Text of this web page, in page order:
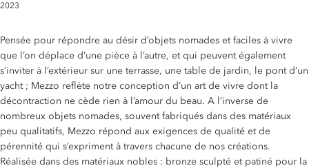
2023
Pensée pour répondre au désir d’objets nomades et faciles à vivre
que l’on déplace d’une pièce à l’autre, et qui peuvent également
s’inviter à l’extérieur sur une terrasse, une table de jardin, le pont d’un
yacht ; Mezzo reflète notre conception d’un art de vivre dont la
décontraction ne cède rien à l’amour du beau. A l’inverse de
nombreux objets nomades, souvent fabriqués dans des matériaux
peu qualitatifs, Mezzo répond aux exigences de qualité et de
pérennité qui s’expriment à travers chacune de nos créations.
Réalisée dans des matériaux nobles : bronze sculpté et patiné pour la